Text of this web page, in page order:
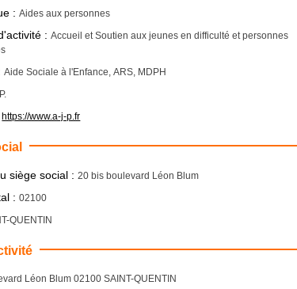
:Aides aux personnes
:Accueil et Soutien aux jeunes en difficulté et personnes
Aide Sociale à l'Enfance, ARS, MDPH
https://www.a-j-p.fr
siège social :20 bis boulevard Léon Blum
:02100
QUENTIN
Léon Blum 02100 SAINT-QUENTIN